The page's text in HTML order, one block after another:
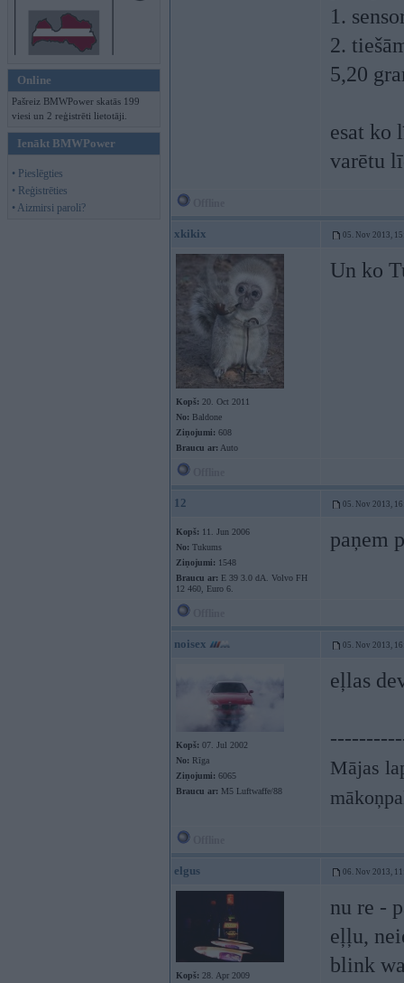
Online
Pašreiz BMWPower skatās 199
viesi un 2 reģistrēti lietotāji.
Ienākt BMWPower
• Pieslēgties
• Reģistrēties
• Aizmirsi paroli?
1.
2.
5,20
esat ko
varētu
xkikix 05. Nov 2013,
Kopš: 20. Oct 2011
No: Baldone
Ziņojumi: 608
Braucu ar: Auto
Un ko
12 05. Nov 2013,
Kopš: 11. Jun 2006
No: Tukums
Ziņojumi: 1548
Braucu ar: E 39 3.0 dA. Volvo FH
12 460, Euro 6.
paņem
noisex 05. Nov 2013,
Kopš: 07. Jul 2002
No: Rīga
Ziņojumi: 6065
Braucu ar: M5 Luftwaffe/88
eļlas
Mājas
elgus 06. Nov 2013,
Kopš: 28. Apr 2009
nu re -
eļļu,
blink